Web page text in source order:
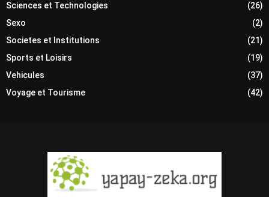
Sciences et Technologies
(26)
Sexo
(2)
Societes et Institutions
(21)
Sports et Loisirs
(19)
Vehicules
(37)
Voyage et Tourisme
(42)